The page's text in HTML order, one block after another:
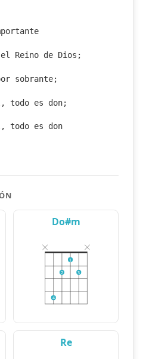
Reino de Dios;
sobrante;
todo es don;
todo es don
Do#m
4
2
1
3
Re